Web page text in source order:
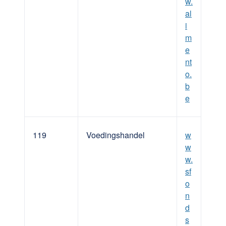
al
i
m
e
nt
o.
b
e
119 Voedingshandel
w
w
w.
sf
o
n
d
s